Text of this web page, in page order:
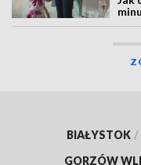
BIAŁYSTOK /
GORZÓW